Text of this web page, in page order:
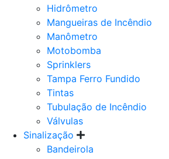
Hidrômetro
Mangueiras de Incêndio
Manômetro
Motobomba
Sprinklers
Tampa Ferro Fundido
Tintas
Tubulação de Incêndio
Válvulas
Sinalização
Bandeirola